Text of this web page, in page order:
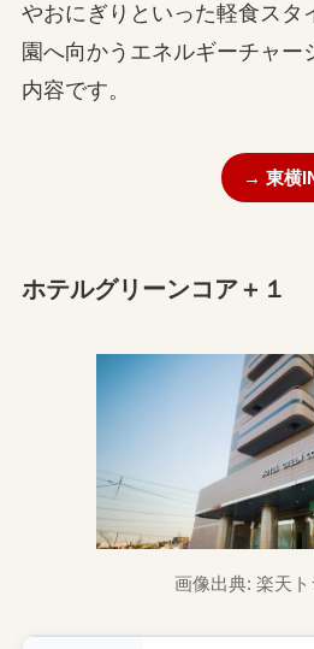
やおにぎりといった軽食スタ
園へ向かうエネルギーチャー
内容です。
→ 東横
ホテルグリーンコア＋１
画像出典: 楽天